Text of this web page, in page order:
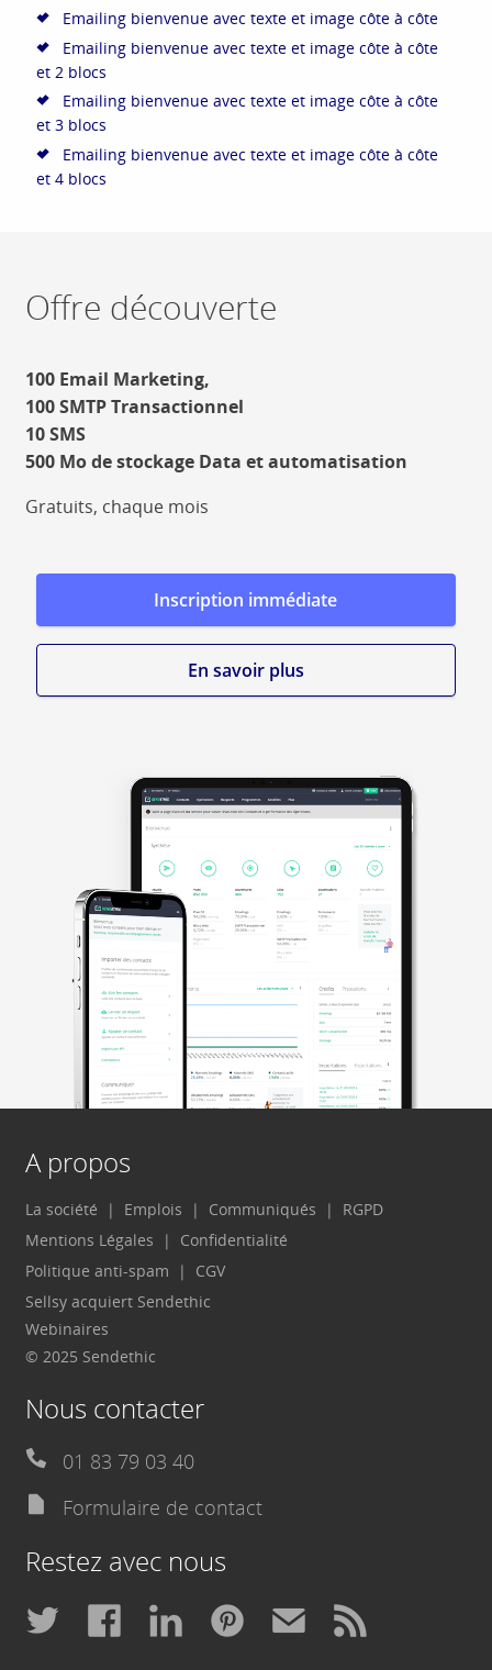
Emailing bienvenue avec texte et image côte à côte
Emailing bienvenue avec texte et image côte à côte
et 2 blocs
Emailing bienvenue avec texte et image côte à côte
et 3 blocs
Emailing bienvenue avec texte et image côte à côte
et 4 blocs
Offre découverte
100 Email Marketing,
100 SMTP Transactionnel
10 SMS
500 Mo de stockage Data et automatisation
Gratuits, chaque mois
Inscription immédiate
En savoir plus
A propos
La société Emplois Communiqués
RGPD
Mentions Légales
Confidentialité
Politique anti-spam
CGV
Sellsy acquiert Sendethic
Webinaires
© 2025 Sendethic
Nous contacter
01 83 79 03 40
Formulaire de contact
Restez avec nous